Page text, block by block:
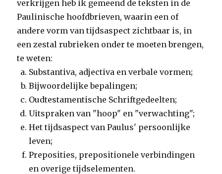
verkrijgen heb ik gemeend de teksten in de
Paulinische hoofdbrieven, waarin een of
andere vorm van tijdsaspect zichtbaar is, in
een zestal rubrieken onder te moeten brengen,
te weten:
Substantiva, adjectiva en verbale vormen;
Bijwoordelijke bepalingen;
Oudtestamentische Schriftgedeelten;
Uitspraken van "hoop" en "verwachting";
Het tijdsaspect van Paulus' persoonlijke
leven;
Preposities, prepositionele verbindingen
en overige tijdselementen.